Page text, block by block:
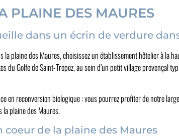
PLAINE DES MAURES
dans un écrin de verdure
plaine des Maures, choisissez un établissement hôtelier à la
Golfe de Saint-Tropez, au sein d’un petit village provençal
en reconversion biologique : vous pourrez profiter de notre
plaine des Maures.
de la plaine des Maures